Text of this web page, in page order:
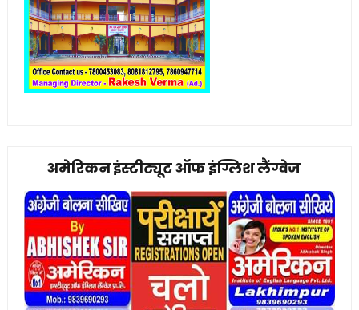
अमेरिकन इंस्टीट्यूट ऑफ इंग्लिश लैंग्वेज